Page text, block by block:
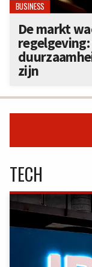
BUSINESS
De markt
zijn
TECH